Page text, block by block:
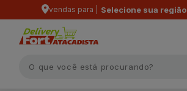
vendas para | Selecione sua região